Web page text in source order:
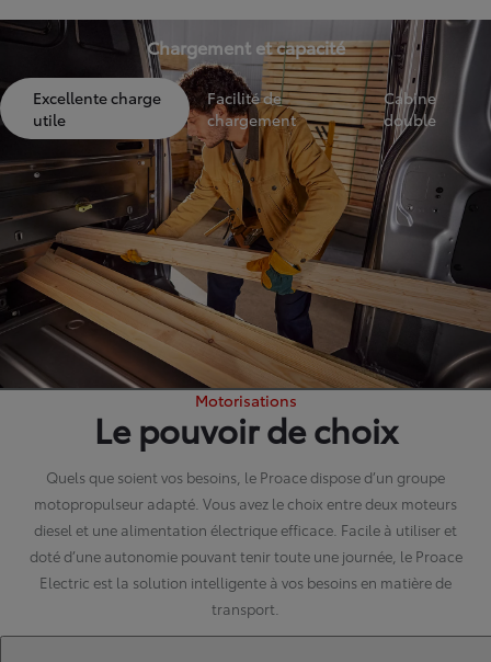
Chargement et capacité
Excellente charge
utile
Facilité de
chargement
Cabine
double
Motorisations
Le pouvoir de choix
Quels que soient vos besoins, le Proace dispose d’un groupe
motopropulseur adapté. Vous avez le choix entre deux moteurs
diesel et une alimentation électrique efficace. Facile à utiliser et
doté d’une autonomie pouvant tenir toute une journée, le Proace
Electric est la solution intelligente à vos besoins en matière de
transport.